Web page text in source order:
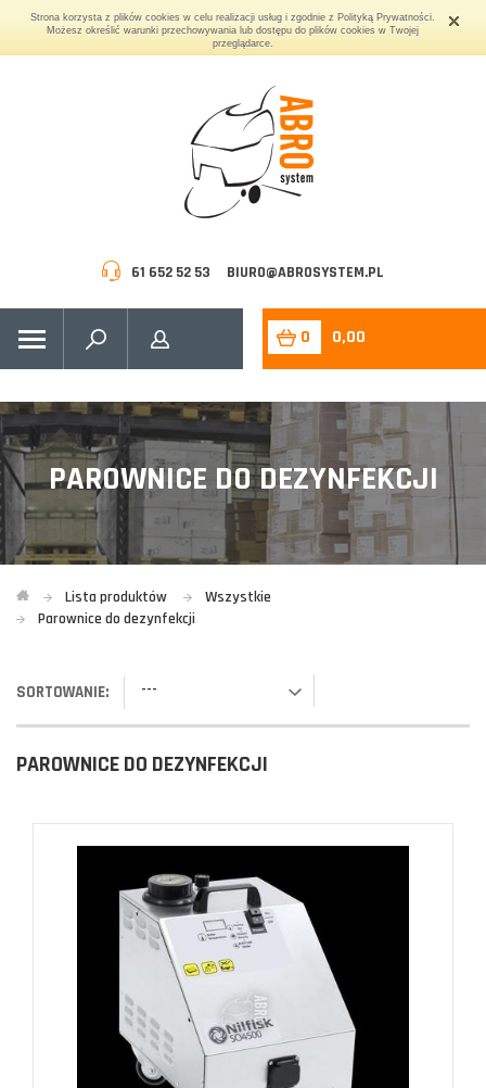
Strona korzysta z plików cookies w celu realizacji usług i zgodnie z Polityką Prywatności.
Możesz określić warunki przechowywania lub dostępu do plików cookies w Twojej
przeglądarce.
61 652 52 53 BIURO@ABROSYSTEM.PL
0 0,00
PAROWNICE DO DEZYNFEKCJI
Lista produktów
Wszystkie
Parownice do dezynfekcji
SORTOWANIE: ---
PAROWNICE DO DEZYNFEKCJI